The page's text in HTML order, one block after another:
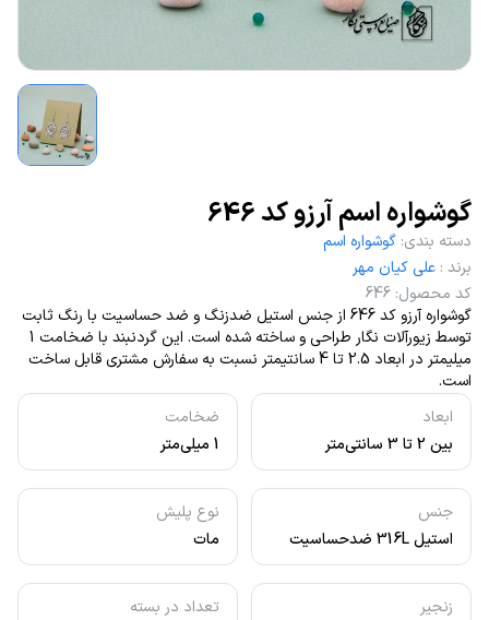
گوشواره اسم آرزو کد 646
ابعاد
بین 2 تا 3 سانتی‌متر
ضخامت
1 میلی‌متر
جنس
استیل 316L ضدحساسیت
نوع پلیش
مات
زنجیر
تعداد در بسته
دسته بندی: گوشواره اسم
برند : علی کیان مهر
کد محصول:
646
گوشواره آرزو کد 646 از جنس استیل ضدزنگ و ضد حساسیت با رنگ ثابت
توسط زیورآلات نگار طراحی و ساخته شده است. این گردنبند با ضخامت 1
میلیمتر در ابعاد 2.5 تا 4 سانتیمتر نسبت به سفارش مشتری قابل ساخت
است.